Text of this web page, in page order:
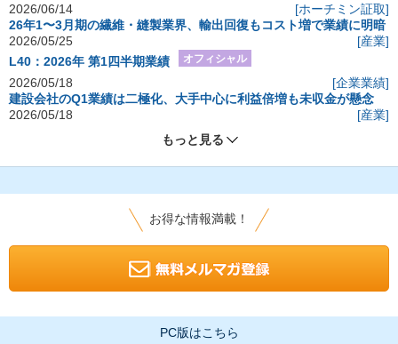
2026/06/14
[ホーチミン証取]
26年1〜3月期の繊維・縫製業界、輸出回復もコスト増で業績に明暗
2026/05/25
[産業]
L40：2026年 第1四半期業績
オフィシャル
2026/05/18
[企業業績]
建設会社のQ1業績は二極化、大手中心に利益倍増も未収金が懸念
2026/05/18
[産業]
もっと見る
お得な情報満載！
PC版はこちら